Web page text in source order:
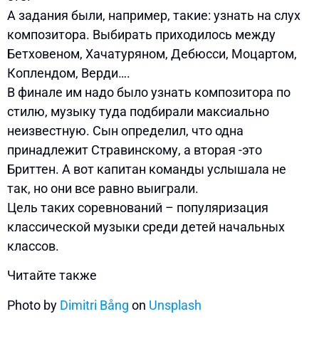
А задания были, например, такие: узнать на слух
композитора. Выбирать приходилось между
Бетховеном, Хачатуряном, Дебюсси, Моцартом,
Коплендом, Верди….
В финале им надо было узнать композитора по
стилю, музыку туда подбирали максиально
неизвестную. Сын определил, что одна
принадлежит Стравинскому, а вторая -это
Бриттен. А вот капитан команды услышала не
так, но они все равно выиграли.
Цель таких соревнований – популяризация
классической музыки среди детей начальных
классов.
Читайте также
Photo by Dimitri Bång on Unsplash